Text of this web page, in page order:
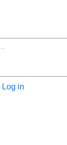
Log in